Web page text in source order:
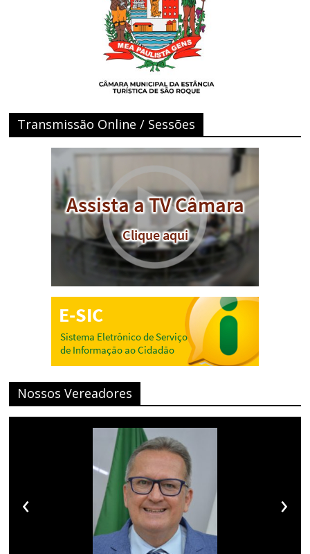
Transmissão Online / Sessões
Nossos Vereadores
‹ ›